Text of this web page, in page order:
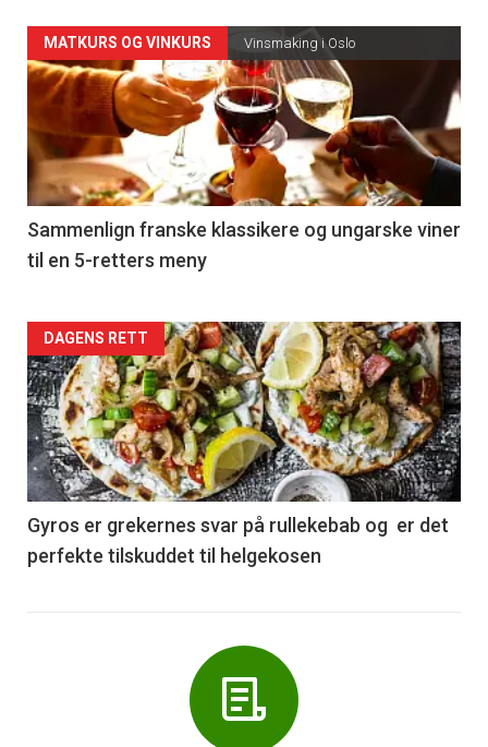
Forsiden
akkurat
nå
-
5
MATKURS OG VINKURS Vinsmaking i Oslo
Sammenlign franske klassikere og ungarske viner
til en 5-retters meny
Forsiden
akkurat
nå
-
6
DAGENS RETT
Gyros er grekernes svar på rullekebab og er det
perfekte tilskuddet til helgekosen